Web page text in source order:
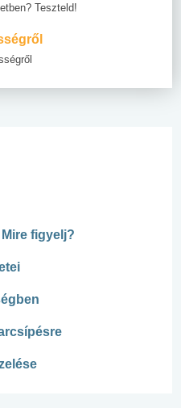
Teszteld!
figyelj?